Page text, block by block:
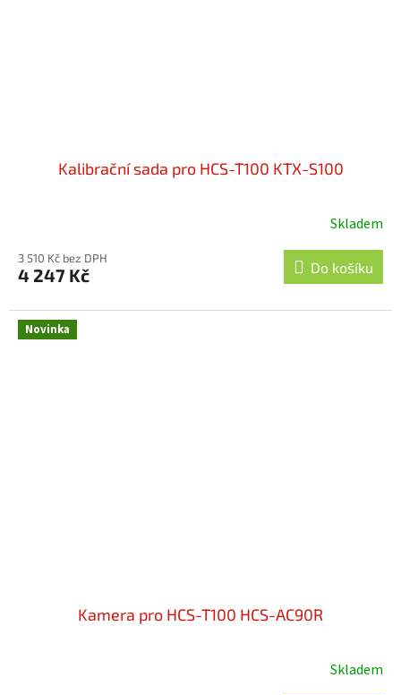
Kalibrační sada pro HCS-T100 KTX-S100
produktu
je
5,0
z
5
Skladem
3 510 Kč bez DPH
4 247 Kč Do košíku
Novinka
Kamera pro HCS-T100 HCS-AC90R
Skladem